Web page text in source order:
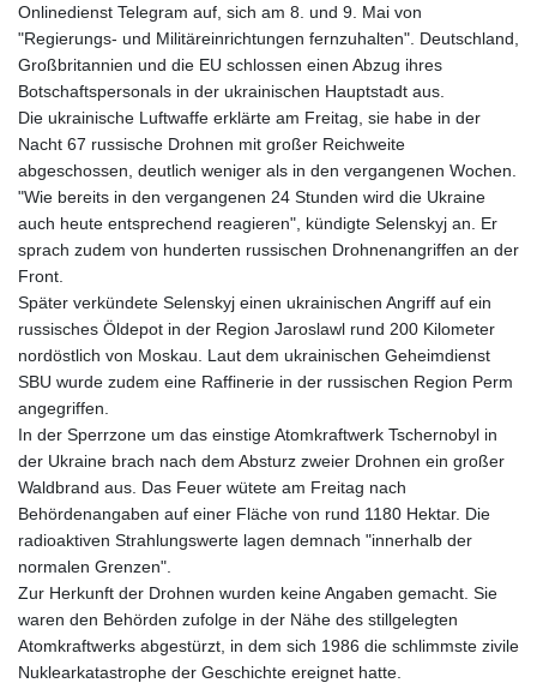
Onlinedienst Telegram auf, sich am 8. und 9. Mai von
"Regierungs- und Militäreinrichtungen fernzuhalten". Deutschland,
Großbritannien und die EU schlossen einen Abzug ihres
Botschaftspersonals in der ukrainischen Hauptstadt aus.
Die ukrainische Luftwaffe erklärte am Freitag, sie habe in der
Nacht 67 russische Drohnen mit großer Reichweite
abgeschossen, deutlich weniger als in den vergangenen Wochen.
"Wie bereits in den vergangenen 24 Stunden wird die Ukraine
auch heute entsprechend reagieren", kündigte Selenskyj an. Er
sprach zudem von hunderten russischen Drohnenangriffen an der
Front.
Später verkündete Selenskyj einen ukrainischen Angriff auf ein
russisches Öldepot in der Region Jaroslawl rund 200 Kilometer
nordöstlich von Moskau. Laut dem ukrainischen Geheimdienst
SBU wurde zudem eine Raffinerie in der russischen Region Perm
angegriffen.
In der Sperrzone um das einstige Atomkraftwerk Tschernobyl in
der Ukraine brach nach dem Absturz zweier Drohnen ein großer
Waldbrand aus. Das Feuer wütete am Freitag nach
Behördenangaben auf einer Fläche von rund 1180 Hektar. Die
radioaktiven Strahlungswerte lagen demnach "innerhalb der
normalen Grenzen".
Zur Herkunft der Drohnen wurden keine Angaben gemacht. Sie
waren den Behörden zufolge in der Nähe des stillgelegten
Atomkraftwerks abgestürzt, in dem sich 1986 die schlimmste zivile
Nuklearkatastrophe der Geschichte ereignet hatte.